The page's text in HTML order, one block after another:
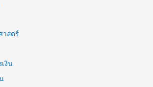
าสตร์
งิน